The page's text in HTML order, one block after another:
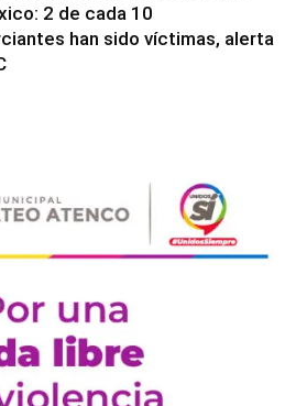
2 de cada 10
han sido víctimas, alerta